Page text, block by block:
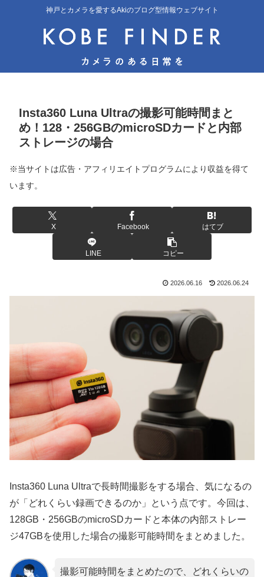
神戸とカメラを愛するAkiのブログ型情報ウェブサイト
Insta360 Luna Ultraの撮影可能時間まと
め！128・256GBのmicroSDカードと内部
ストレージの場合
※当サイトは広告・アフィリエイトプログラムにより収益を得て
います。
X Facebook はてブ
LINE コピー
2026.06.16 2026.06.24
Insta360 Luna Ultraで長時間撮影をする場合、気になるの
が「どれくらい録画できるのか」という点です。今回は、
128GB・256GBのmicroSDカードと本体の内部ストレー
ジ47GBを使用した場合の撮影可能時間をまとめました。
撮影可能時間をまとめたので、どれくらいの